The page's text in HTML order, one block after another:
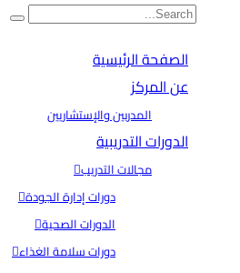
الصفحة الرئيسية
عن المركز
المدربين والإستشاريين
الدورات التدريبية
مجالات التدريب
دورات إدارة الجودة
الدورات الصحية
دورات سلامة الغذاء